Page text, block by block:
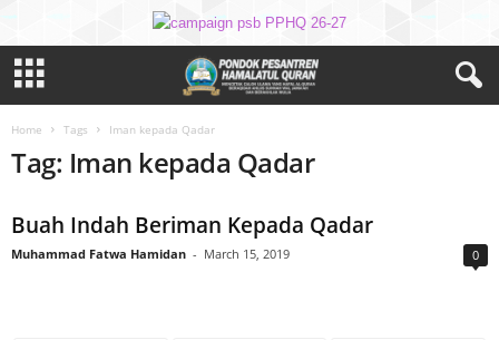
Home Tags Iman kepada Qadar
Tag: Iman kepada Qadar
Buah Indah Beriman Kepada Qadar
Muhammad Fatwa Hamidan - March 15, 2019 0